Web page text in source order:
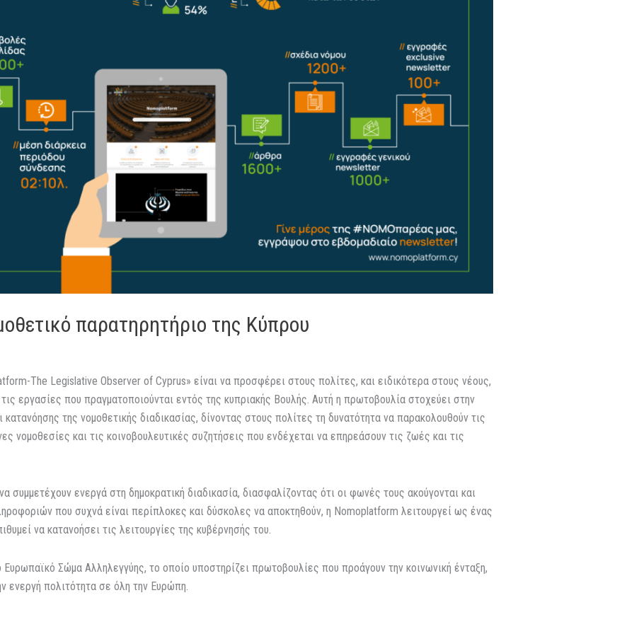
παρατηρητήριο της Κύπρου
The Legislative Observer of Cyprus» είναι να προσφέρει στους πολίτες, και ειδικότερα στους νέους,
εργασίες που πραγματοποιούνται εντός της κυπριακής Βουλής. Αυτή η πρωτοβουλία στοχεύει στην
της νομοθετικής διαδικασίας, δίνοντας στους πολίτες τη δυνατότητα να παρακολουθούν τις
νομοθεσίες και τις κοινοβουλευτικές συζητήσεις που ενδέχεται να επηρεάσουν τις ζωές και τις
συμμετέχουν ενεργά στη δημοκρατική διαδικασία, διασφαλίζοντας ότι οι φωνές τους ακούγονται και
που συχνά είναι περίπλοκες και δύσκολες να αποκτηθούν, η Nomoplatform λειτουργεί ως ένας
να κατανοήσει τις λειτουργίες της κυβέρνησής του.
Σώμα Αλληλεγγύης, το οποίο υποστηρίζει πρωτοβουλίες που προάγουν την κοινωνική ένταξη,
ενεργή πολιτότητα σε όλη την Ευρώπη.